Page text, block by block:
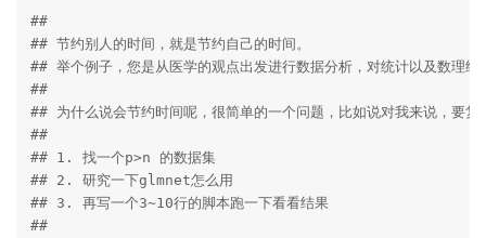
##
## 节约别人的时间，就是节约自己的时间。
## 举个例子，您是从医学的观点出发进行数据分析，对统计以及数理
##
## 为什么说会节约时间呢，很简单的一个问题，比如说对我来说，要复
##
## 1. 找一个p>n 的数据集
## 2. 研究一下glmnet怎么用
## 3. 再写一个3~10行的脚本跑一下看看结果
##